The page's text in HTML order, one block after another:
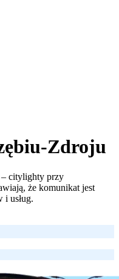
Zdroju
– citylighty przy
że komunikat jest
i usług.